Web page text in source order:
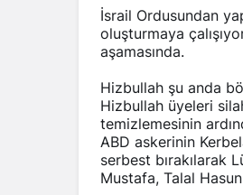
İsrail Ordusundan
oluşturmaya
aşamasında.
Hizbullah şu anda
Hizbullah üyeleri
temizlemesinin
ABD askerinin
serbest bırakılarak
Mustafa, Talal
RÖPORTAJ
Dahlan,
Abbas’ı Devirmeye